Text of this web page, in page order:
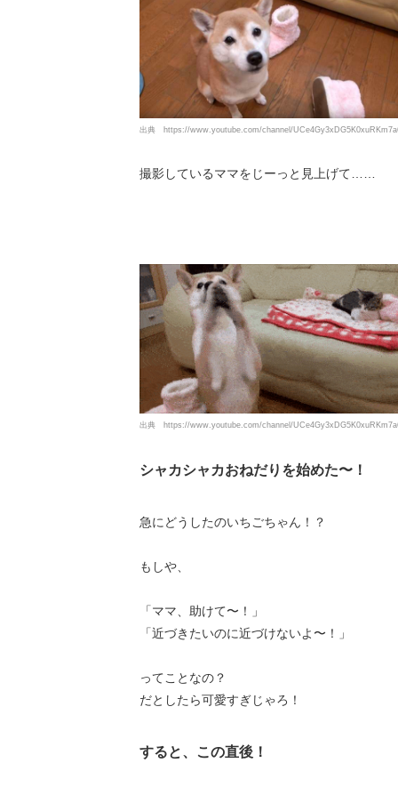
出典 https://www.youtube.com/channel/
撮影しているママをじーっと見上げて……
出典 https://www.youtube.com/channel/
シャカシャカおねだりを始めた〜！
急にどうしたのいちごちゃん！？
もしや、
「ママ、助けて〜！」
「近づきたいのに近づけないよ〜！」
ってことなの？
だとしたら可愛すぎじゃろ！
すると、この直後！